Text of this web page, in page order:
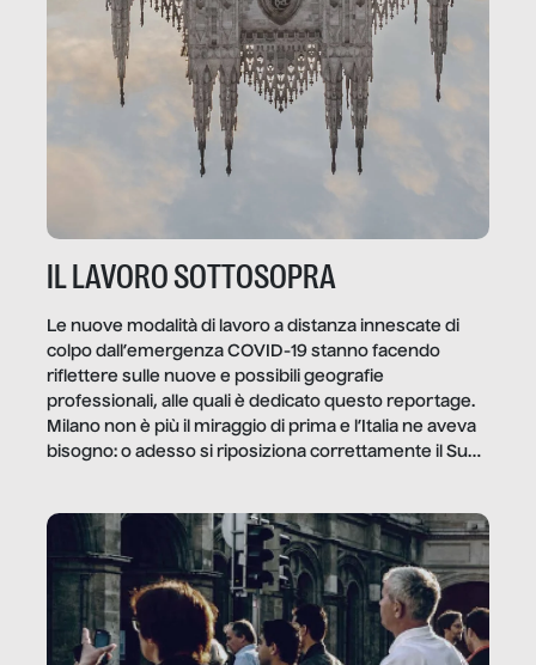
IL LAVORO SOTTOSOPRA
Le nuove modalità di lavoro a distanza innescate di
colpo dall’emergenza COVID-19 stanno facendo
riflettere sulle nuove e possibili geografie
professionali, alle quali è dedicato questo reportage.
Milano non è più il miraggio di prima e l’Italia ne aveva
bisogno: o adesso si riposiziona correttamente il Sud